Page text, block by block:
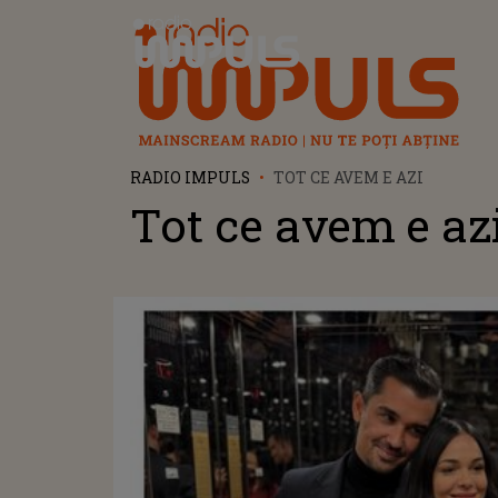
Radio Impuls
RADIO IMPULS TOT CE AVEM E AZI
Tot ce avem e